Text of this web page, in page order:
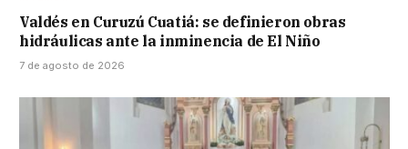
Valdés en Curuzú Cuatiá: se definieron obras
hidráulicas ante la inminencia de El Niño
7 de agosto de 2026